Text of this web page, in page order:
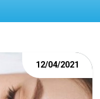
12/04/2021